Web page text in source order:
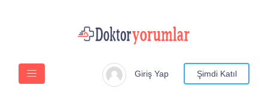
Giriş Yap Şimdi Katıl